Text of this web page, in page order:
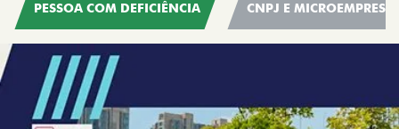
CNPJ E
PESSOA COM DEFICIÊNCIA